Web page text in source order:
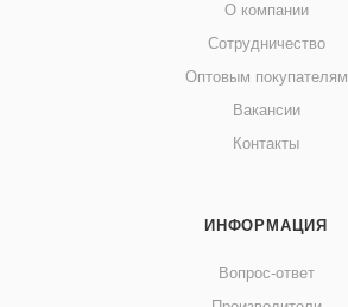
О компании
Сотрудничество
Оптовым покупателям
Вакансии
Контакты
ИНФОРМАЦИЯ
Вопрос-ответ